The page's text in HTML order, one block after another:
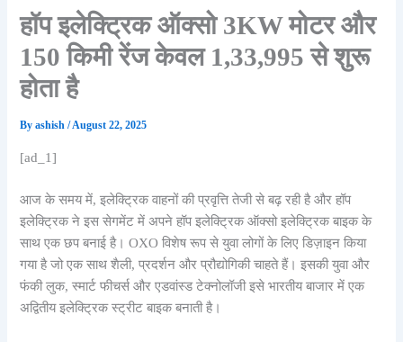
हॉप इलेक्ट्रिक ऑक्सो 3KW मोटर और
150 किमी रेंज केवल 1,33,995 से शुरू
होता है
Byashish/August 22, 2025
[ad_1]
आज के समय में, इलेक्ट्रिक वाहनों की प्रवृत्ति तेजी से बढ़ रही है और हॉप
इलेक्ट्रिक ने इस सेगमेंट में अपने हॉप इलेक्ट्रिक ऑक्सो इलेक्ट्रिक बाइक के
साथ एक छप बनाई है। OXO विशेष रूप से युवा लोगों के लिए डिज़ाइन किया
गया है जो एक साथ शैली, प्रदर्शन और प्रौद्योगिकी चाहते हैं। इसकी युवा और
फंकी लुक, स्मार्ट फीचर्स और एडवांस्ड टेक्नोलॉजी इसे भारतीय बाजार में एक
अद्वितीय इलेक्ट्रिक स्ट्रीट बाइक बनाती है।